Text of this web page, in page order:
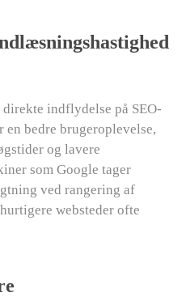
indflydelse på SEO-
bedre brugeroplevelse,
og lavere
som Google tager
ved rangering af
websteder ofte